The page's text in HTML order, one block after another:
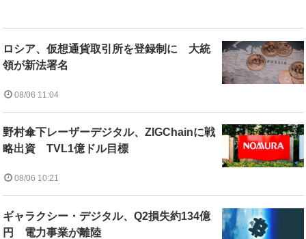
ロシア、仮想通貨取引所を登録制に 大統
領が新法署名
08/06 11:04
野村傘下レーザーデジタル、ZIGChainに戦
略出資 TVL1億ドル目標
08/06 10:21
ギャラクシー・デジタル、Q2損失約134億
円 電力事業が離陸